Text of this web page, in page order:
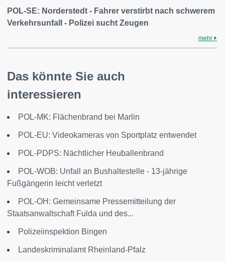
POL-SE: Norderstedt - Fahrer verstirbt nach schwerem
Verkehrsunfall - Polizei sucht Zeugen
mehr
Das könnte Sie auch
interessieren
POL-MK: Flächenbrand bei Marlin
POL-EU: Videokameras von Sportplatz entwendet
POL-PDPS: Nächtlicher Heuballenbrand
POL-WOB: Unfall an Bushaltestelle - 13-jährige
Fußgängerin leicht verletzt
POL-OH: Gemeinsame Pressemitteilung der
Staatsanwaltschaft Fulda und des...
Polizeiinspektion Bingen
Landeskriminalamt Rheinland-Pfalz